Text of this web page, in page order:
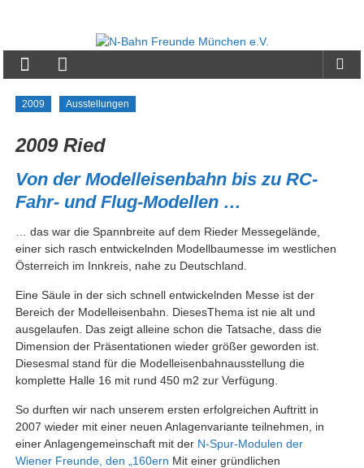
Bahn
Freunde
e.V.
2009 Ausstellungen
2009 Ried
Von der Modelleisenbahn bis zu RC-
Fahr- und Flug-Modellen …
… das war die Spannbreite auf dem Rieder Messegelände,
einer sich rasch entwickelnden Modellbaumesse im westlichen
Österreich im Innkreis, nahe zu Deutschland.
Eine Säule in der sich schnell entwickelnden Messe ist der
Bereich der Modelleisenbahn. DiesesThema ist nie alt und
ausgelaufen. Das zeigt alleine schon die Tatsache, dass die
Dimension der Präsentationen wieder größer geworden ist.
Diesesmal stand für die Modelleisenbahnausstellung die
komplette Halle 16 mit rund 450 m2 zur Verfügung.
So durften wir nach unserem ersten erfolgreichen Auftritt in
2007 wieder mit einer neuen Anlagenvariante teilnehmen, in
einer Anlagengemeinschaft mit der N-Spur-Modulen der
Wiener Freunde, den „160ern Mit einer gründlichen